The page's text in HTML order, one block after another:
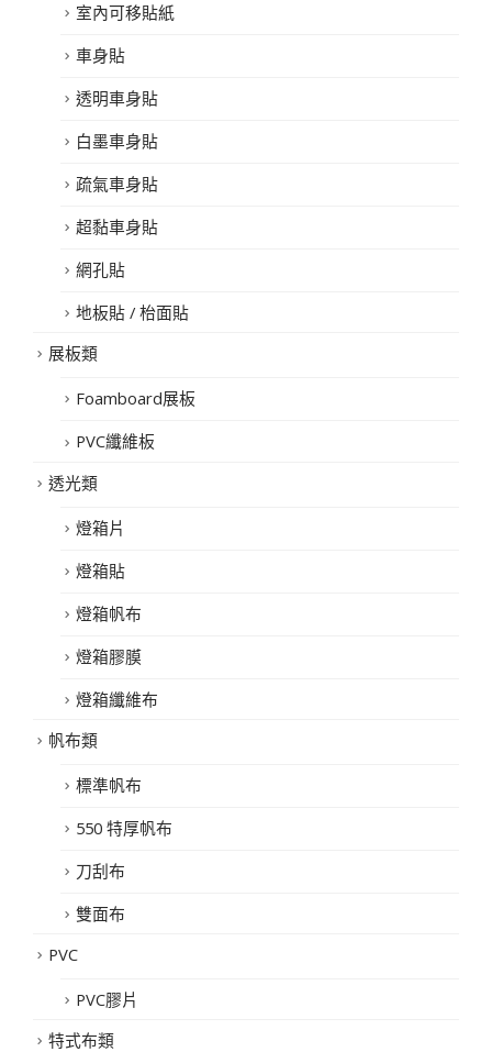
室內可移貼紙
車身貼
透明車身貼
白墨車身貼
疏氣車身貼
超黏車身貼
網孔貼
地板貼 / 枱面貼
展板類
Foamboard展板
PVC纖維板
透光類
燈箱片
燈箱貼
燈箱帆布
燈箱膠膜
燈箱纖維布
帆布類
標準帆布
550 特厚帆布
刀刮布
雙面布
PVC
PVC膠片
特式布類